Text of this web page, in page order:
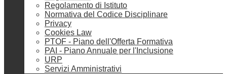
Regolamento di Istituto
Normativa del Codice Disciplinare
Privacy
Cookies Law
PTOF - Piano dell'Offerta Formativa
PAI - Piano Annuale per l'Inclusione
URP
Servizi Amministrativi